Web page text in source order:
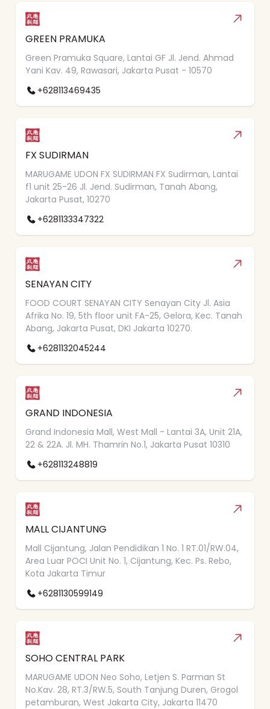
GREEN PRAMUKA
Green Pramuka Square, Lantai GF Jl. Jend. Ahmad
Yani Kav. 49, Rawasari, Jakarta Pusat - 10570
+628113469435
FX SUDIRMAN
MARUGAME UDON FX SUDIRMAN FX Sudirman, Lantai
f1 unit 25-26 Jl. Jend. Sudirman, Tanah Abang,
Jakarta Pusat, 10270
+6281133347322
SENAYAN CITY
FOOD COURT SENAYAN CITY Senayan City Jl. Asia
Afrika No. 19, 5th floor unit FA-25, Gelora, Kec. Tanah
Abang, Jakarta Pusat, DKI Jakarta 10270.
+6281132045244
GRAND INDONESIA
Grand Indonesia Mall, West Mall - Lantai 3A, Unit 21A,
22 & 22A. Jl. MH. Thamrin No.1, Jakarta Pusat 10310
+628113248819
MALL CIJANTUNG
Mall Cijantung, Jalan Pendidikan 1 No. 1 RT.01/RW.04,
Area Luar POCI Unit No. 1, Cijantung, Kec. Ps. Rebo,
Kota Jakarta Timur
+6281130599149
SOHO CENTRAL PARK
MARUGAME UDON Neo Soho, Letjen S. Parman St
No.Kav. 28, RT.3/RW.5, South Tanjung Duren, Grogol
petamburan, West Jakarta City, Jakarta 11470